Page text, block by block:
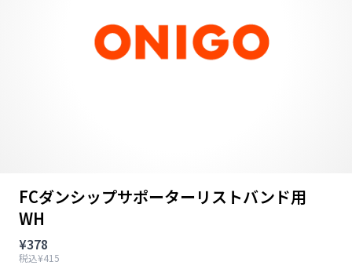
FCダンシップサポーターリストバンド用
WH
¥378
税込¥415